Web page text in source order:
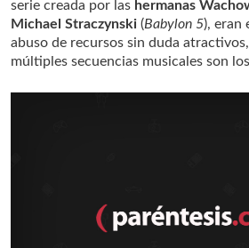
serie creada por las hermanas
Michael Straczynski (Babylon 5), eran
abuso de recursos sin duda
múltiples secuencias musicales son